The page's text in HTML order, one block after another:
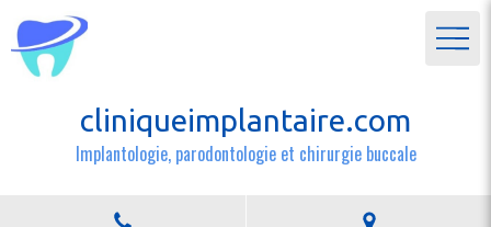
cliniqueimplantaire.com
Implantologie, parodontologie et chirurgie buccale